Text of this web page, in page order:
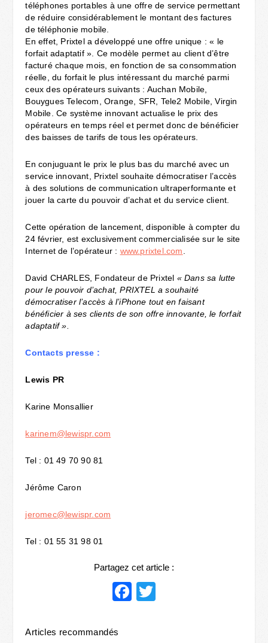
téléphones portables à une offre de service permettant
de réduire considérablement le montant des factures
de téléphonie mobile.
En effet, Prixtel a développé une offre unique : « le
forfait adaptatif ». Ce modèle permet au client d’être
facturé chaque mois, en fonction de sa consommation
réelle, du forfait le plus intéressant du marché parmi
ceux des opérateurs suivants : Auchan Mobile,
Bouygues Telecom, Orange, SFR, Tele2 Mobile, Virgin
Mobile. Ce système innovant actualise le prix des
opérateurs en temps réel et permet donc de bénéficier
des baisses de tarifs de tous les opérateurs.
En conjuguant le prix le plus bas du marché avec un
service innovant, Prixtel souhaite démocratiser l’accès
à des solutions de communication ultraperformante et
jouer la carte du pouvoir d’achat et du service client.
Cette opération de lancement, disponible à compter du
24 février, est exclusivement commercialisée sur le site
Internet de l’opérateur : www.prixtel.com
David CHARLES, Fondateur de Prixtel « Dans sa lutte
pour le pouvoir d’achat, PRIXTEL a souhaité
démocratiser l’accès à l’iPhone tout en faisant
bénéficier à ses clients de son offre innovante, le forfait
adaptatif ».
Contacts presse :
Lewis PR
Karine Monsallier
karinem@lewispr.com
Tel : 01 49 70 90 81
Jérôme Caron
jeromec@lewispr.com
Tel : 01 55 31 98 01
Partagez cet article :
Facebook
Articles recommandés